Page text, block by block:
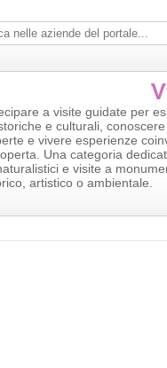
a visite guidate per
e culturali,
e vivere esperienze
Una categoria
e visite a
artistico o ambientale.